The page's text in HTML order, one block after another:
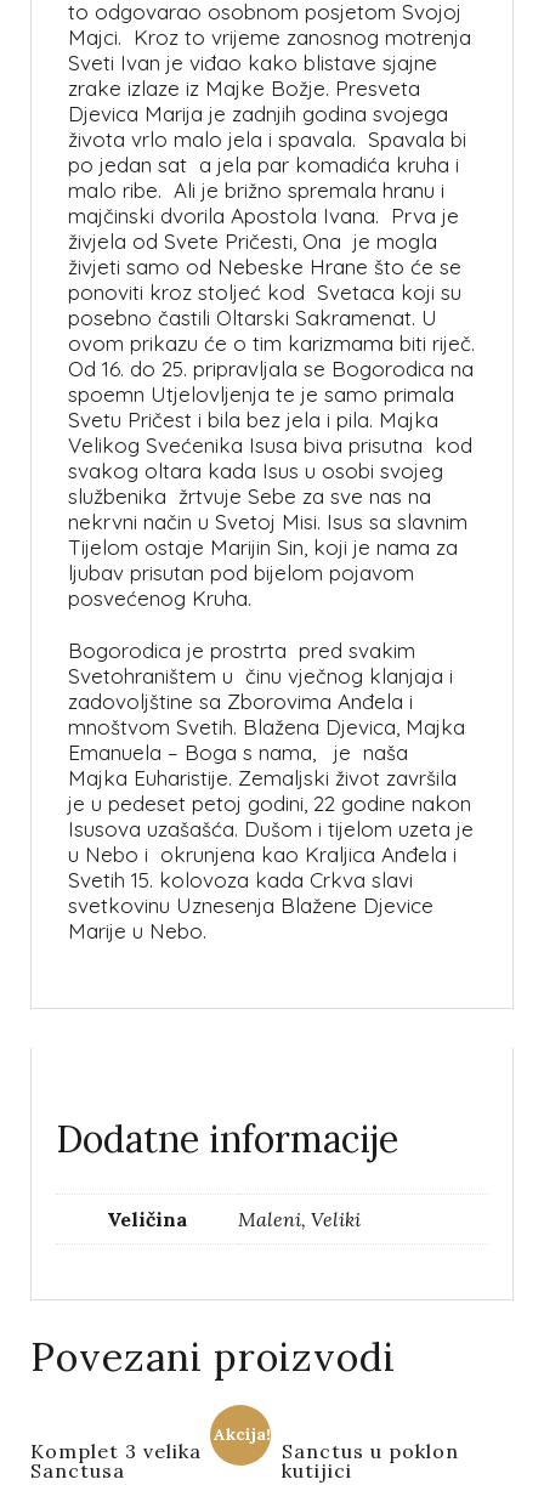
to odgovarao osobnom posjetom Svojoj
Majci. Kroz to vrijeme zanosnog motrenja
Sveti Ivan je viđao kako blistave sjajne
zrake izlaze iz Majke Božje. Presveta
Djevica Marija je zadnjih godina svojega
života vrlo malo jela i spavala. Spavala bi
po jedan sat a jela par komadića kruha i
malo ribe. Ali je brižno spremala hranu i
majčinski dvorila Apostola Ivana. Prva je
živjela od Svete Pričesti, Ona je mogla
živjeti samo od Nebeske Hrane što će se
ponoviti kroz stoljeć kod Svetaca koji su
posebno častili Oltarski Sakramenat. U
ovom prikazu će o tim karizmama biti riječ.
Od 16. do 25. pripravljala se Bogorodica na
spoemn Utjelovljenja te je samo primala
Svetu Pričest i bila bez jela i pila. Majka
Velikog Svećenika Isusa biva prisutna kod
svakog oltara kada Isus u osobi svojeg
službenika žrtvuje Sebe za sve nas na
nekrvni način u Svetoj Misi. Isus sa slavnim
Tijelom ostaje Marijin Sin, koji je nama za
ljubav prisutan pod bijelom pojavom
posvećenog Kruha.
Bogorodica je prostrta pred svakim
Svetohraništem u činu vječnog klanjaja i
zadovoljštine sa Zborovima Anđela i
mnoštvom Svetih. Blažena Djevica, Majka
Emanuela – Boga s nama, je naša
Majka Euharistije. Zemaljski život završila
je u pedeset petoj godini, 22 godine nakon
Isusova uzašašća. Dušom i tijelom uzeta je
u Nebo i okrunjena kao Kraljica Anđela i
Svetih 15. kolovoza kada Crkva slavi
svetkovinu Uznesenja Blažene Djevice
Marije u Nebo.
Dodatne informacije
Veličina Maleni, Veliki
Povezani proizvodi
Akcija!
Komplet 3 velika
Sanctusa
Sanctus u poklon
kutijici